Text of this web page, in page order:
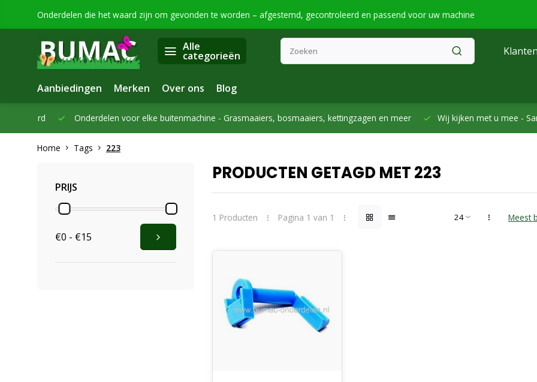
Onderdelen die het waard zijn om gevonden te worden – afgestemd, gecontroleerd en passend voor uw machine
Alle
categorieën
Aanbiedingen Merken Over ons Blog
Onderdelen voor elke buitenmachine -Grasmaaiers, bosmaaiers, kettingzagen en meer Wij kijken met u mee -Samen
Home Tags 223
PRIJS
€0 - €15
PRODUCTEN GETAGD MET 223
1 Producten Pagina 1 van 1 Meest